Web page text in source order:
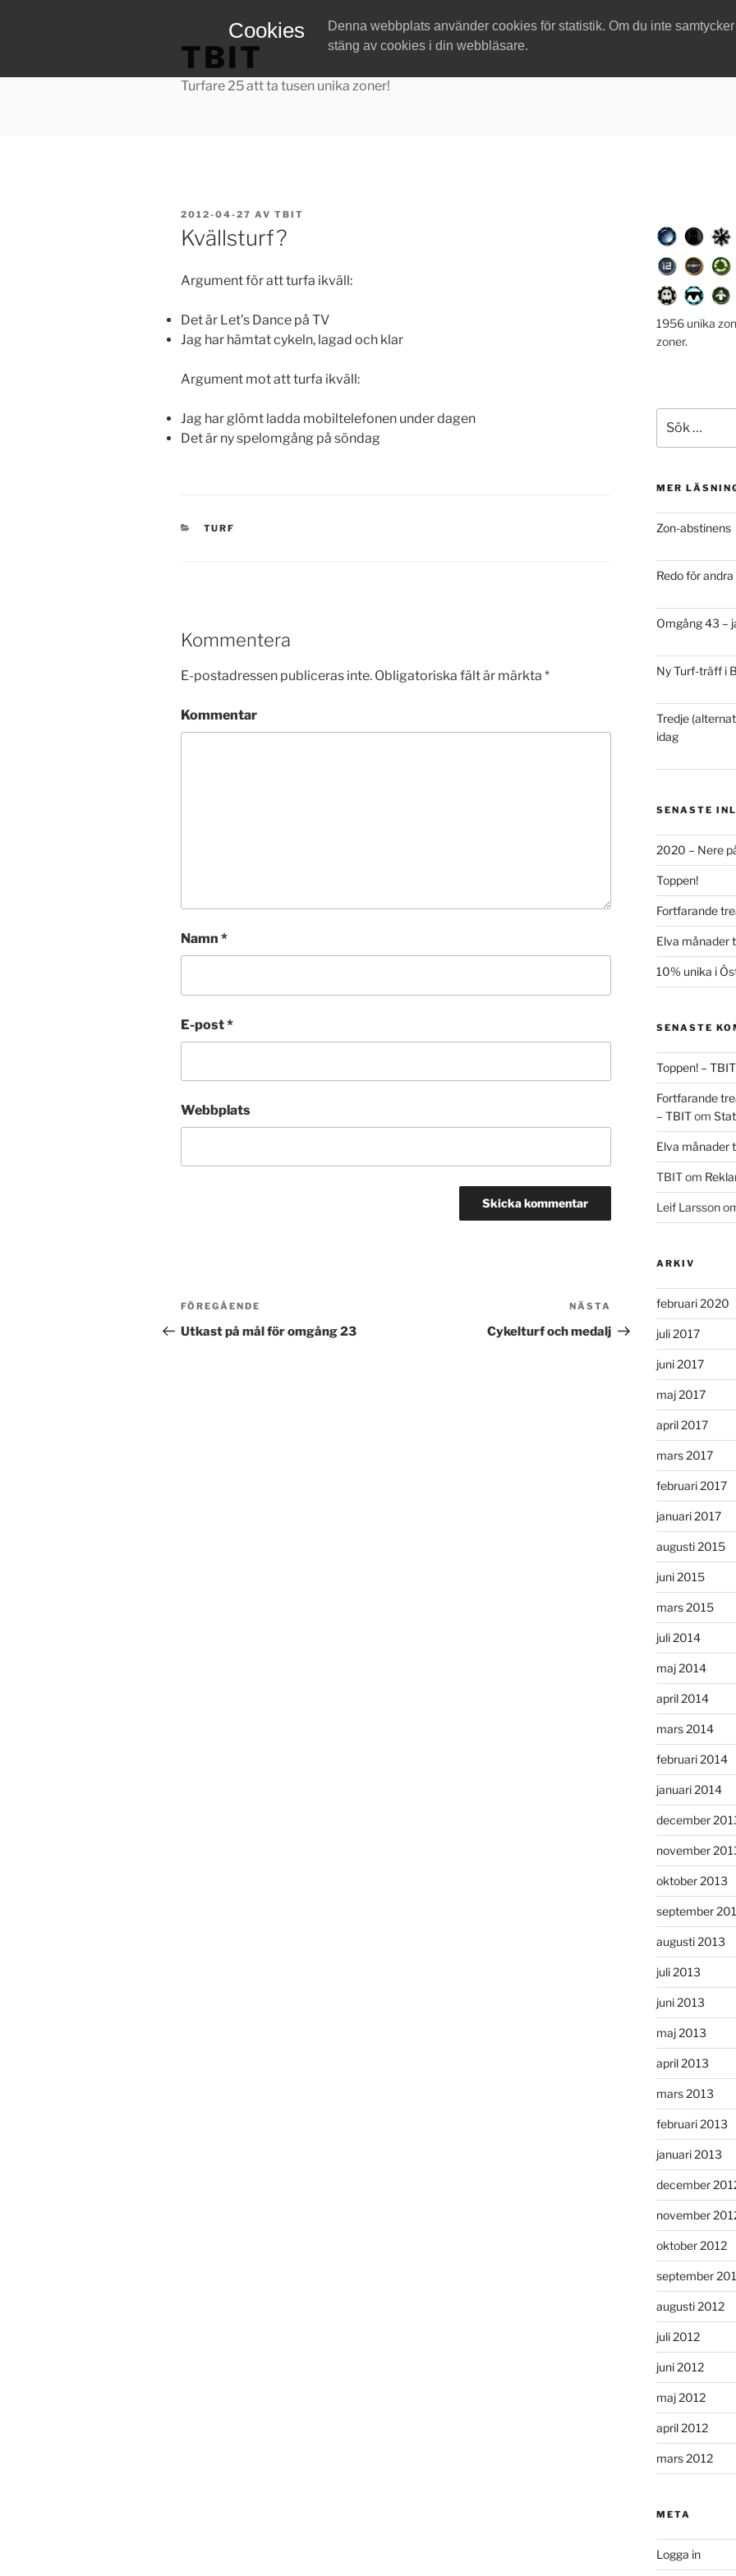
Cookies
Denna webbplats använder cookies för statistik. Om du inte
stäng av cookies i din webbläsare.
TBIT
Turfare 25 att ta tusen unika zoner!
PUBLICERAT
2012-04-27 AV TBIT
Kvällsturf?
Argument för att turfa ikväll:
Det är Let’s Dance på TV
Jag har hämtat cykeln, lagad och klar
Argument mot att turfa ikväll:
Jag har glömt ladda mobiltelefonen under dagen
Det är ny spelomgång på söndag
KATEGORIER
TURF
Kommentera
E-postadressen publiceras inte. Obligatoriska fält är märkta *
Kommentar
Namn *
E-post*
Webbplats
Post
navigation
Föregående
inlägg
FÖREGÅENDE
Utkast på mål för omgång 23
inlägg
NÄSTA
Cykelturf och medalj
1956 unika
zoner.
efter:
MER
Zon-abstinens
Redo för
Omgång 43 –
Ny Turf-träff i
Tredje
idag
SENASTE
2020 – Nere
Toppen!
Fortfarande
Elva månader
10% unika i
SENASTE
Toppen! – TBIT
Fortfarande
– TBITom
Elva månader
TBITom
Leif Larsson
ARKIV
februari 2020
juli 2017
juni 2017
maj 2017
april 2017
mars 2017
februari 2017
januari 2017
augusti 2015
juni 2015
mars 2015
juli 2014
maj 2014
april 2014
mars 2014
februari 2014
januari 2014
december
november
oktober 2013
september
augusti 2013
juli 2013
juni 2013
maj 2013
april 2013
mars 2013
februari 2013
januari 2013
december
november
oktober 2012
september
augusti 2012
juli 2012
juni 2012
maj 2012
april 2012
mars 2012
META
Logga in